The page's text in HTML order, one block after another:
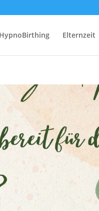
HypnoBirthing Elternzeit